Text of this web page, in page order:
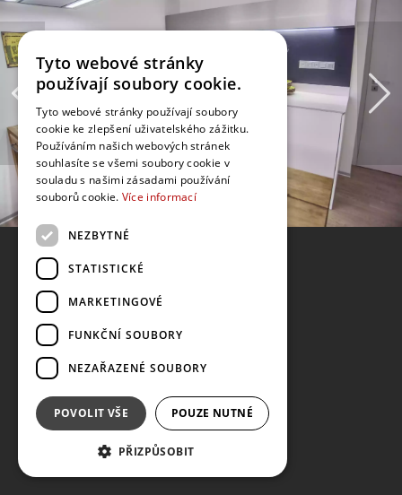
Tyto webové stránky
používají soubory cookie.
Tyto webové stránky používají soubory
cookie ke zlepšení uživatelského zážitku.
Používáním našich webových stránek
souhlasíte se všemi soubory cookie v
souladu s našimi zásadami používání
souborů cookie. Více informací
NEZBYTNÉ
STATISTICKÉ
MARKETINGOVÉ
FUNKČNÍ SOUBORY
NEZAŘAZENÉ SOUBORY
POVOLIT VŠE POUZE NUTNÉ
PŘIZPŮSOBIT